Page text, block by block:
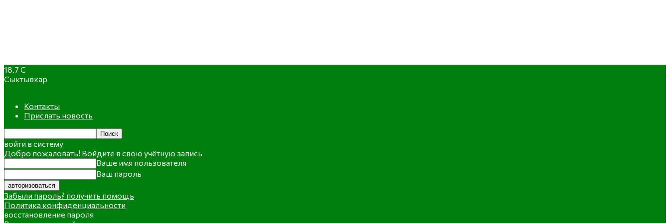
18.7 C
Сыктывкар
Контакты
Прислать новость
войти в систему
Добро пожаловать! Войдите в свою учётную запись
Ваше имя пользователя
Ваш пароль
Забыли пароль? получить помощь
Политика конфиденциальности
восстановление пароля